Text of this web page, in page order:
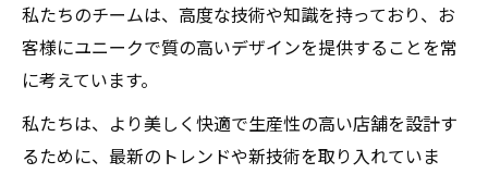
私たちのチームは、高度な技術や知識を持っており、お
客様にユニークで質の高いデザインを提供することを常
に考えています。
私たちは、より美しく快適で生産性の高い店舗を設計す
るために、最新のトレンドや新技術を取り入れていま